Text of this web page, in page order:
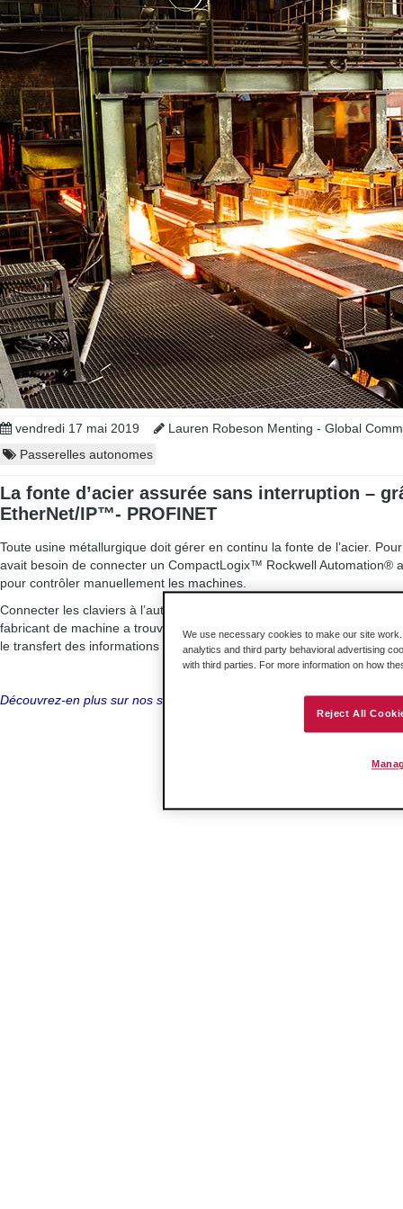
vendredi 17 mai 2019
Lauren Robeson Menting - Global
Passerelles autonomes
La fonte d’acier assurée sans interruption –
EtherNet/IP™- PROFINET
Toute usine métallurgique doit gérer en continu la fonte de l’acier.
avait besoin de connecter un CompactLogix™ Rockwell Automation®
pour contrôler manuellement les machines.
Connecter les claviers à l’automate EtherNet/IP™ était nécessaire
fabricant de machine a trouvé une solution avec la passerelle
le transfert des informations importantes est assuré et la fonte du
Découvrez-en plus sur nos solutions pour utilisateurs Rockwell
We use necessary cookies to make our site
analytics and third party behavioral advertising
with third parties. For more information on how
Reject All